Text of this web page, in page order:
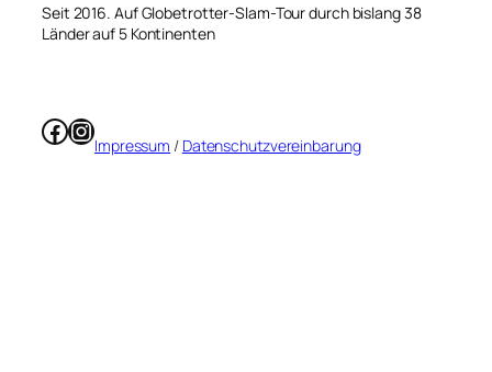
Seit 2016. Auf Globetrotter-Slam-Tour durch bislang 38
Länder auf 5 Kontinenten
Facebook
Instagram
Impressum / Datenschutzvereinbarung